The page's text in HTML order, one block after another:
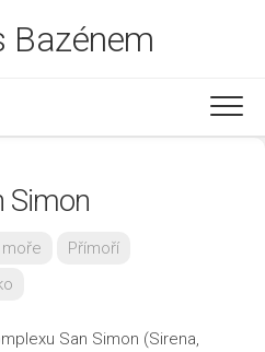
Bazénem
Simon
Přímoří
San Simon (Sirena,